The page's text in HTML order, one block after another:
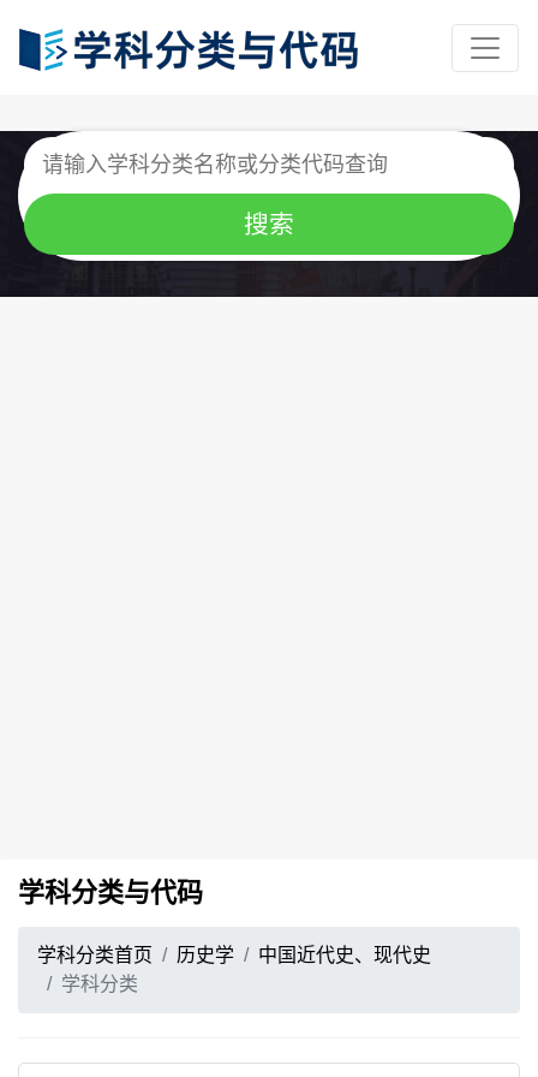
学科分类与代码
学科分类首页 历史学
中国近代史、现代史
学科分类